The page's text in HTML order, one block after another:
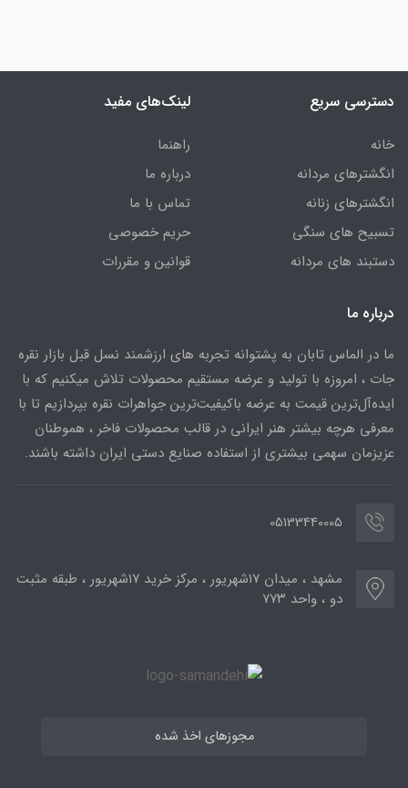
دسترسی سریع
خانه
انگشترهای مردانه
انگشترهای زنانه
تسبیح های سنگی
دستبند های مردانه
لینک‌های مفید
راهنما
درباره ما
تماس با ما
حریم خصوصی
قوانین و مقررات
درباره ما
ما در الماس تابان به پشتوانه تجربه های ارزشمند نسل قبل بازار نقره
جات ، امروزه با تولید و عرضه مستقیم محصولات تلاش میکنیم که با
ایده‌آل‌ترین قیمت به عرضه باکیفیت‌ترین جواهرات نقره بپردازیم تا با
معرفی هرچه بیشتر هنر ایرانی در قالب محصولات فاخر ، هموطنان
عزیزمان سهمی بیشتری از استفاده صنایع دستی ایران داشته باشند.
05133440005
مشهد ، میدان ۱۷شهریور ، مرکز خرید ۱۷شهریور ، طبقه مثبت
دو ، واحد ۷۷۳
مجوزهای اخذ شده